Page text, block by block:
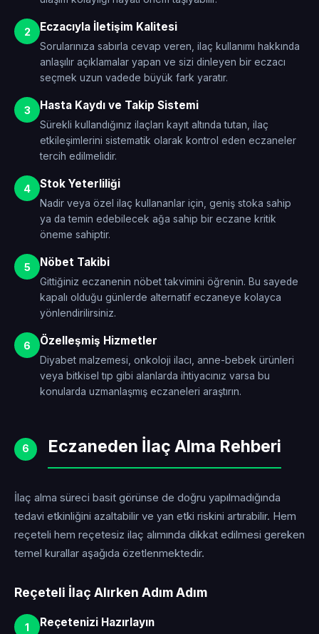
2 Eczacıyla İletişim Kalitesi
Sorularınıza sabırla cevap veren, ilaç kullanımı hakkında
anlaşılır açıklamalar yapan ve sizi dinleyen bir eczacı
seçmek uzun vadede büyük fark yaratır.
3 Hasta Kaydı ve Takip Sistemi
Sürekli kullandığınız ilaçları kayıt altında tutan, ilaç
etkileşimlerini sistematik olarak kontrol eden eczaneler
tercih edilmelidir.
4 Stok Yeterliliği
Nadir veya özel ilaç kullananlar için, geniş stoka sahip
ya da temin edebilecek ağa sahip bir eczane kritik
öneme sahiptir.
5 Nöbet Takibi
Gittiğiniz eczanenin nöbet takvimini öğrenin. Bu sayede
kapalı olduğu günlerde alternatif eczaneye kolayca
yönlendirilirsiniz.
6 Özelleşmiş Hizmetler
Diyabet malzemesi, onkoloji ilacı, anne-bebek ürünleri
veya bitkisel tıp gibi alanlarda ihtiyacınız varsa bu
konularda uzmanlaşmış eczaneleri araştırın.
6 Eczaneden İlaç Alma Rehberi
İlaç alma süreci basit görünse de doğru yapılmadığında
tedavi etkinliğini azaltabilir ve yan etki riskini artırabilir. Hem
reçeteli hem reçetesiz ilaç alımında dikkat edilmesi gereken
temel kurallar aşağıda özetlenmektedir.
Reçeteli İlaç Alırken Adım Adım
1 Reçetenizi Hazırlayın